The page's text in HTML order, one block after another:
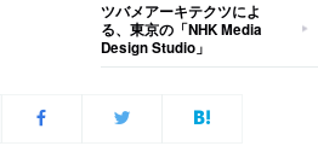
ツバメアーキテクツによ
る、東京の「NHK Media
Design Studio」